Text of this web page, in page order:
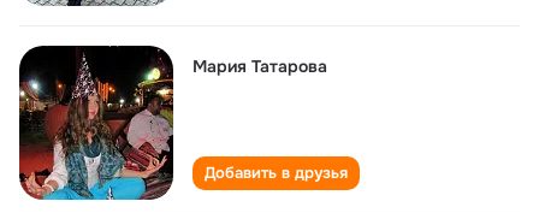
Мария Татарова
Добавить в друзья